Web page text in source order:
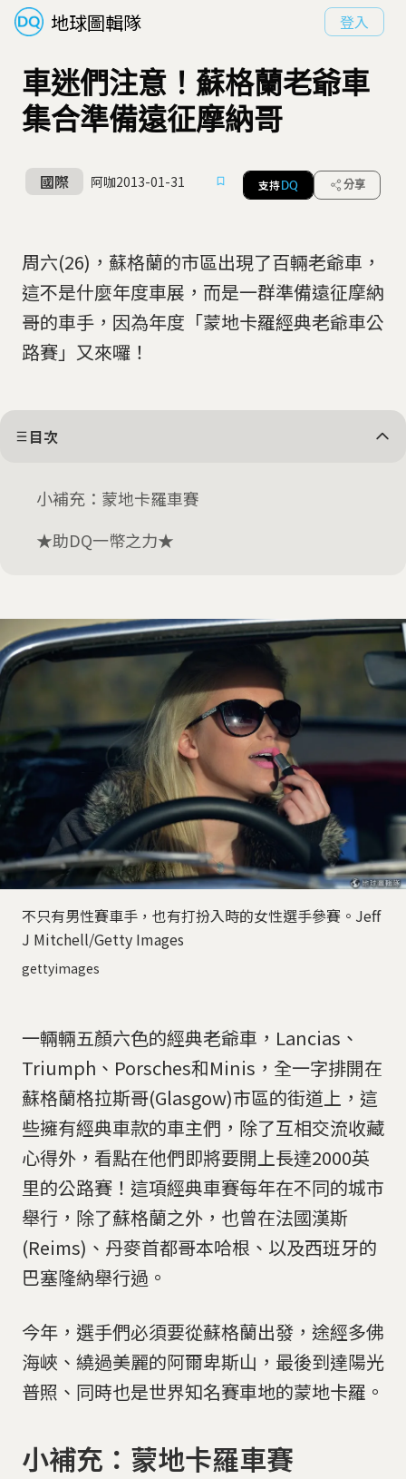
地球圖輯隊 登入
車迷們注意！蘇格蘭老爺車
集合準備遠征摩納哥
國際 阿咖2013-01-31 支持 DQ 分享
周六(26)，蘇格蘭的市區出現了百輛老爺車，
這不是什麼年度車展，而是一群準備遠征摩納
哥的車手，因為年度「蒙地卡羅經典老爺車公
路賽」又來囉！
目次
小補充：蒙地卡羅車賽
★助DQ一幣之力★
不只有男性賽車手，也有打扮入時的女性選手參賽。Jeff
J Mitchell/Getty Images
gettyimages
一輛輛五顏六色的經典老爺車，Lancias、
Triumph、Porsches和Minis，全一字排開在
蘇格蘭格拉斯哥(Glasgow)市區的街道上，這
些擁有經典車款的車主們，除了互相交流收藏
心得外，看點在他們即將要開上長達2000英
里的公路賽！這項經典車賽每年在不同的城市
舉行，除了蘇格蘭之外，也曾在法國漢斯
(Reims)、丹麥首都哥本哈根、以及西班牙的
巴塞隆納舉行過。
今年，選手們必須要從蘇格蘭出發，途經多佛
海峽、繞過美麗的阿爾卑斯山，最後到達陽光
普照、同時也是世界知名賽車地的蒙地卡羅。
小補充：蒙地卡羅車賽